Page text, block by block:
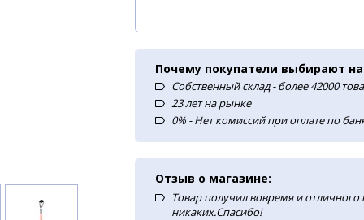
Почему покупатели выбирают
Собственный склад - более 42000
23 лет на рынке
0% - Нет комиссий при оплате по
Отзыв о магазине:
Товар получил вовремя и отличного
никаких.Спасибо!